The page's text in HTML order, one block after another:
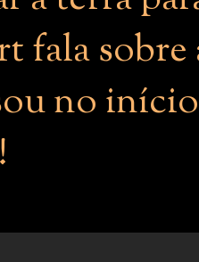
fala sobre
no